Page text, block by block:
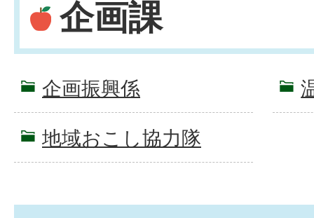
企画課
企画振興係
地域おこし協力隊